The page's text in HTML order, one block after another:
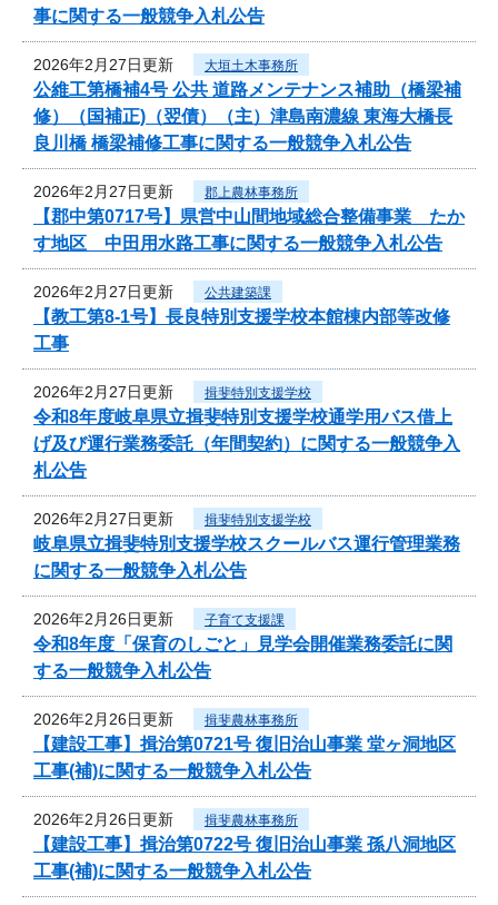
事に関する一般競争入札公告
2026年2月27日更新 大垣土木事務所
公維工第橋補4号 公共 道路メンテナンス補助（橋梁補
修）（国補正)（翌債）（主）津島南濃線 東海大橋長
良川橋 橋梁補修工事に関する一般競争入札公告
2026年2月27日更新 郡上農林事務所
【郡中第0717号】県営中山間地域総合整備事業 たか
す地区 中田用水路工事に関する一般競争入札公告
2026年2月27日更新 公共建築課
【教工第8-1号】長良特別支援学校本館棟内部等改修
工事
2026年2月27日更新 揖斐特別支援学校
令和8年度岐阜県立揖斐特別支援学校通学用バス借上
げ及び運行業務委託（年間契約）に関する一般競争入
札公告
2026年2月27日更新 揖斐特別支援学校
岐阜県立揖斐特別支援学校スクールバス運行管理業務
に関する一般競争入札公告
2026年2月26日更新 子育て支援課
令和8年度「保育のしごと」見学会開催業務委託に関
する一般競争入札公告
2026年2月26日更新 揖斐農林事務所
【建設工事】揖治第0721号 復旧治山事業 堂ヶ洞地区
工事(補)に関する一般競争入札公告
2026年2月26日更新 揖斐農林事務所
【建設工事】揖治第0722号 復旧治山事業 孫八洞地区
工事(補)に関する一般競争入札公告